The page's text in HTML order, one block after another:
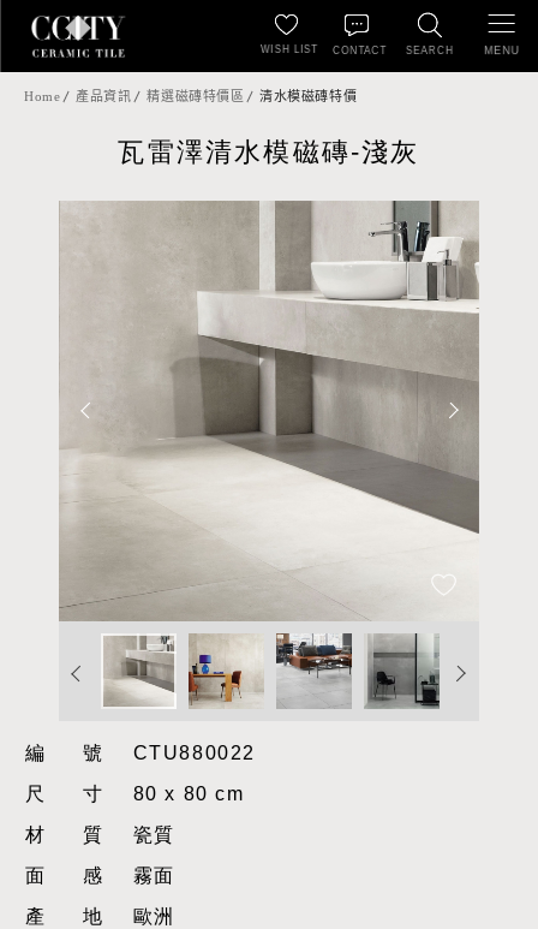
SEARCH
WISH LIST CONTACT MENU
Home 產品資訊 精選磁磚特價區 清水模磁磚特價
瓦雷澤清水模磁磚-淺灰
編號CTU880022
尺寸80 x 80 cm
材質瓷質
面感霧面
產地歐洲